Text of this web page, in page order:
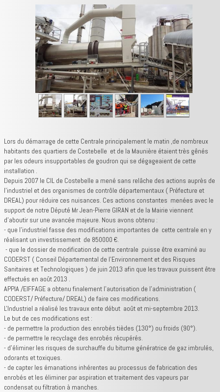
Lors du démarrage de cette Centrale principalement le matin ,de nombreux
habitants des quartiers de Costebelle et de la Maunière étaient très gênés
par les odeurs insupportables de goudron qui se dégageaient de cette
installation .
Depuis 2007 le CIL de Costebelle a mené sans relâche des actions auprès de
l'industriel et des organismes de contrôle départementaux ( Préfecture et
DREAL) pour réduire ces nuisances. Ces actions constantes menées avec le
support de notre Député Mr Jean-Pierre GIRAN et de la Mairie viennent
d'aboutir sur une avancée majeure. Nous avons obtenu :
- que l'industriel fasse des modifications importantes de cette centrale en y
réalisant un investissement de 850000 €.
- que le dossier de modification de cette centrale puisse être examiné au
CODERST ( Conseil Départemental de l'Environnement et des Risques
Sanitaires et Technologiques ) de juin 2013 afin que les travaux puissent être
effectués en août 2013 .
APPIA /EIFFAGE a obtenu finalement l’autorisation de l’administration (
CODERST/ Préfecture/ DREAL) de faire ces modifications.
L'Industriel a réalisé les travaux ente début août et mi-septembre 2013.
Le but de ces modifications est :
- de permettre la production des enrobés tièdes (130°) ou froids (90°).
- de permettre le recyclage des enrobés récupérés.
- d'éliminer les risques de surchauffe du bitume génératrice de gaz imbrulés,
odorants et toxiques.
- de capter les émanations inhérentes au processus de fabrication des
enrobés et les éliminer par aspiration et traitement des vapeurs par
condensat ou filtration à manches.